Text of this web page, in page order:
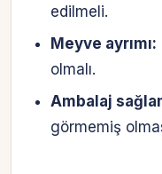
edilmeli.
Meyve ayrımı:
olmalı.
Ambalaj
görmemiş